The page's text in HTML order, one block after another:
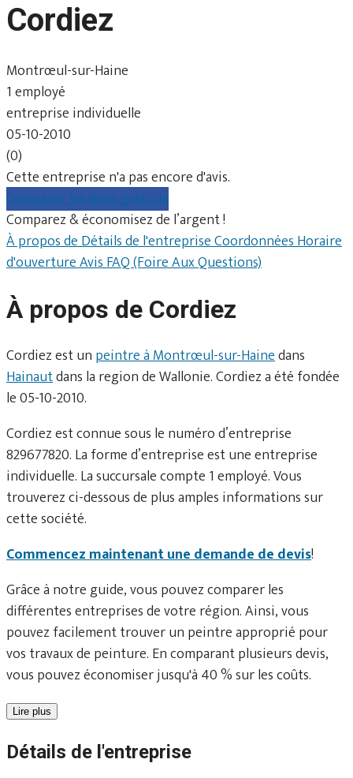
Cordiez
Montrœul-sur-Haine
1 employé
entreprise individuelle
05-10-2010
(0)
Cette entreprise n'a pas encore d'avis.
Comparer les devis gratuits
Comparez & économisez de l’argent !
À propos deDétails de l'entrepriseCoordonnéesHoraire
d'ouvertureAvisFAQ (Foire Aux Questions)
À propos de Cordiez
Cordiez est un peintre à Montrœul-sur-Hainedans
Hainautdans la region de Wallonie. Cordiez a été fondée
le 05-10-2010.
Cordiez est connue sous le numéro d’entreprise
829677820. La forme d’entreprise est une entreprise
individuelle. La succursale compte 1 employé. Vous
trouverez ci-dessous de plus amples informations sur
cette société.
Commencez maintenant une demande de devis!
Grâce à notre guide, vous pouvez comparer les
différentes entreprises de votre région. Ainsi, vous
pouvez facilement trouver un peintre approprié pour
vos travaux de peinture. En comparant plusieurs devis,
vous pouvez économiser jusqu'à 40 % sur les coûts.
Lire plus
Détails de l'entreprise